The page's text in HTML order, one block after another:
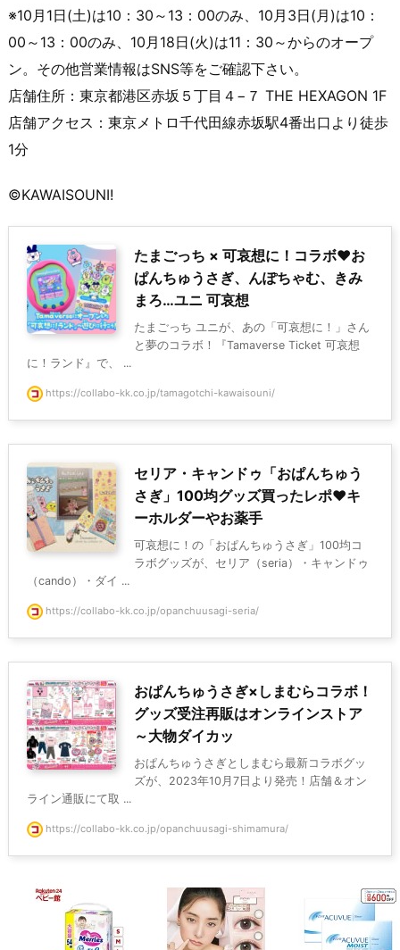
※10月1日(土)は10：30～13：00のみ、10月3日(月)は10：
00～13：00のみ、10月18日(火)は11：30～からのオープ
ン。その他営業情報はSNS等をご確認下さい。
店舗住所：東京都港区赤坂５丁目４−７ THE HEXAGON 1F
店舗アクセス：東京メトロ千代田線赤坂駅4番出口より徒歩
1分
©KAWAISOUNI!
たまごっち × 可哀想に！コラボ♥お
ぱんちゅうさぎ、んぽちゃむ、きみ
まろ…ユニ 可哀想
たまごっち ユニが、あの「可哀想に！」さん
と夢のコラボ！『Tamaverse Ticket 可哀想
に！ランド』で、 ...
https://collabo-kk.co.jp/tamagotchi-kawaisouni/
セリア・キャンドゥ「おぱんちゅう
さぎ」100均グッズ買ったレポ♥キ
ーホルダーやお薬手
可哀想に！の「おぱんちゅうさぎ」100均コ
ラボグッズが、セリア（seria）・キャンドゥ
（cando）・ダイ ...
https://collabo-kk.co.jp/opanchuusagi-seria/
おぱんちゅうさぎ×しまむらコラボ！
グッズ受注再販はオンラインストア
～大物ダイカッ
おぱんちゅうさぎとしまむら最新コラボグッ
ズが、2023年10月7日より発売！店舗＆オン
ライン通販にて取 ...
https://collabo-kk.co.jp/opanchuusagi-shimamura/